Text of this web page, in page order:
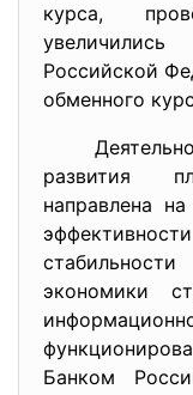
курса,
Российской
обменного
развития
направлена
экономики
Банком